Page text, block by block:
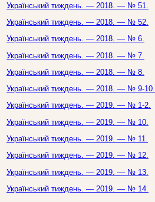
Український тиждень. — 2018. — № 51.
Український тиждень. — 2018. — № 52.
Український тиждень. — 2018. — № 6.
Український тиждень. — 2018. — № 7.
Український тиждень. — 2018. — № 8.
Український тиждень. — 2018. — № 9-10.
Український тиждень. — 2019. — № 1-2.
Український тиждень. — 2019. — № 10.
Український тиждень. — 2019. — № 11.
Український тиждень. — 2019. — № 12.
Український тиждень. — 2019. — № 13.
Український тиждень. — 2019. — № 14.